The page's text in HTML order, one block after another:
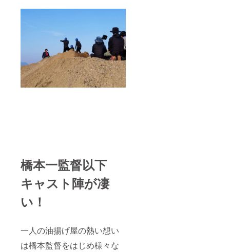
橋本一監督以下
キャスト陣が凄
い！
一人の油揚げ屋の熱い想い
は橋本監督をはじめ様々な